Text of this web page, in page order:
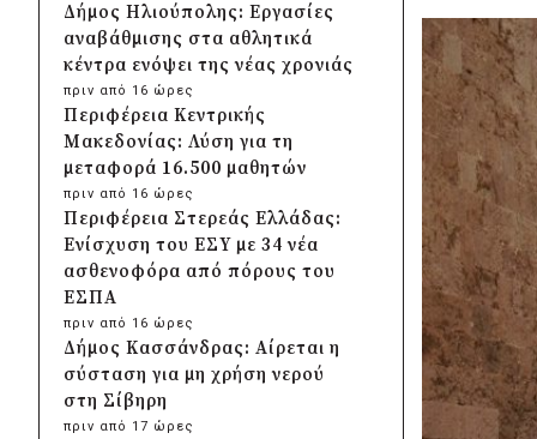
Δήμος Ηλιούπολης: Εργασίες
αναβάθμισης στα αθλητικά
κέντρα ενόψει της νέας χρονιάς
πριν από 16 ώρες
Περιφέρεια Κεντρικής
Μακεδονίας: Λύση για τη
μεταφορά 16.500 μαθητών
πριν από 16 ώρες
Περιφέρεια Στερεάς Ελλάδας:
Ενίσχυση του ΕΣΥ με 34 νέα
ασθενοφόρα από πόρους του
ΕΣΠΑ
πριν από 16 ώρες
Δήμος Κασσάνδρας: Αίρεται η
σύσταση για μη χρήση νερού
στη Σίβηρη
πριν από 17 ώρες